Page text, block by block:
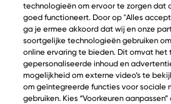
© Copyright 2026
Inspiratie
Kaascatalogus
technologieën om ervoor te zorgen dat
goed functioneert. Door op "Alles
ga je ermee akkoord dat wij en onze
soortgelijke technologieën gebruiken
online ervaring te bieden. Dit omvat het
gepersonaliseerde inhoud en
mogelijkheid om externe video’s te
om geïntegreerde functies voor sociale
gebruiken. Kies “Voorkeuren aanpassen”